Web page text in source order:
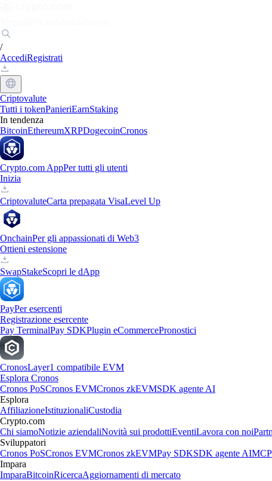
/
AccediRegistrati
Criptovalute
Tutti i tokenPanieriEarnStaking
In tendenza
BitcoinEthereumXRPDogecoinCronos
Crypto.com AppPer tutti gli utenti
Inizia
CriptovaluteCarta prepagata VisaLevel Up
OnchainPer gli appassionati di Web3
Ottieni estensione
SwapStakeScopri le dApp
PayPer esercenti
Registrazione esercente
Pay TerminalPay SDKPlugin eCommercePronostici
CronosLayer1 compatibile EVM
Esplora Cronos
Cronos PoSCronos EVMCronos zkEVMSDK agente AI
Esplora
AffiliazioneIstituzionaliCustodia
Crypto.com
Chi siamoNotizie aziendaliNovità sui prodottiEventiLavora con noi
Sviluppatori
Cronos PoSCronos EVMCronos zkEVMPay SDKSDK agente AI
Impara
ImparaBitcoinRicercaAggiornamenti di mercato